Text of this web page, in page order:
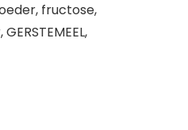
fructose,